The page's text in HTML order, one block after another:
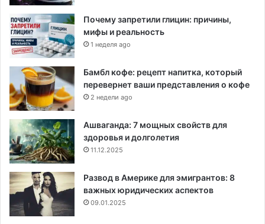
Почему запретили глицин: причины,
мифы и реальность
1 неделя ago
Бамбл кофе: рецепт напитка, который
перевернет ваши представления о кофе
2 недели ago
Ашваганда: 7 мощных свойств для
здоровья и долголетия
11.12.2025
Развод в Америке для эмигрантов: 8
важных юридических аспектов
09.01.2025